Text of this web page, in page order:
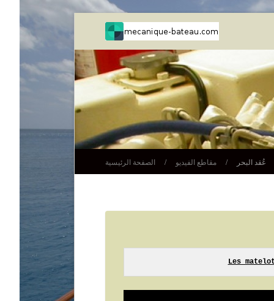
الصفحة الرئيسية / مقاطع الفيديو / عُقد البحر
Les